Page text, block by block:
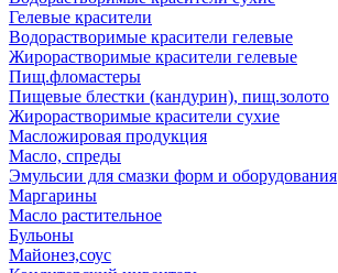
Гелевые красители
Водорастворимые красители гелевые
Жирорастворимые красители гелевые
Пищ.фломастеры
Пищевые блестки (кандурин), пищ.золото
Жирорастворимые красители сухие
Масложировая продукция
Масло, спреды
Эмульсии для смазки форм и оборудования
Маргарины
Масло растительное
Бульоны
Майонез,соус